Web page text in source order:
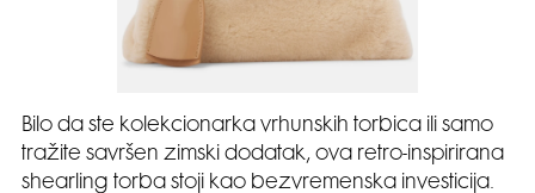
Bilo da ste kolekcionarka vrhunskih torbica ili samo
tražite savršen zimski dodatak, ova retro-inspirirana
shearling torba stoji kao bezvremenska investicija.